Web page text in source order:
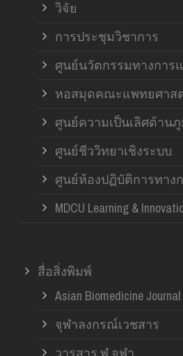
วิจัย
การประชุมวิชาการ
ศูนย์นวัตกรรมทางการแ
หอสมุดคณะแพทยศาส
ศูนย์ความเป็นเลิศด้าน
ศูนย์ชีววิทยาเชิงระบบ
ศูนย์ห้องปฏิบัติการทาง
MDCU Learning &
สื่อสิ่งพิมพ์
Asian Biomedicine Journal
จุฬาลงกรณ์เวชสาร